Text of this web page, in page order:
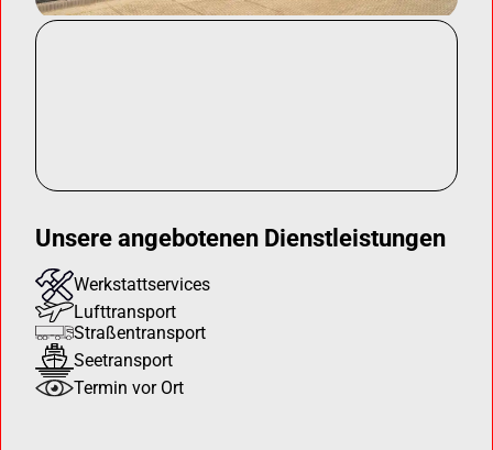
Unsere angebotenen Dienstleistungen
Werkstattservices
Lufttransport
Straßentransport
Seetransport
Termin vor Ort